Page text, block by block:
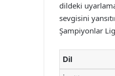
dildeki
sevgisini
Şampiyonlar
Dil